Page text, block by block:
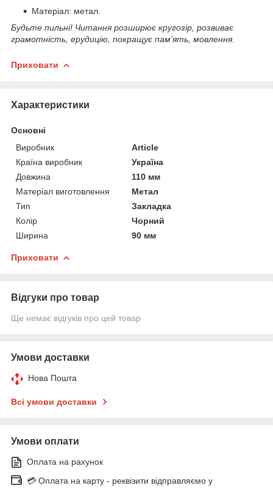
Матеріал: метал.
Будьте пильні! Читання розширює кругозір, розвиває
грамотність, ерудицію, покращує пам'ять, мовлення.
Приховати
Характеристики
Основні
Виробник
Article
Країна виробник
Україна
Довжина
110 мм
Матеріал виготовлення
Метал
Тип
Закладка
Колір
Чорний
Ширина
90 мм
Приховати
Відгуки про товар
Ще немає відгуків про цей товар
Умови доставки
Нова Пошта
Всі умови доставки
Умови оплати
Оплата на рахунок
💳 Оплата на карту - реквізити відправляємо у